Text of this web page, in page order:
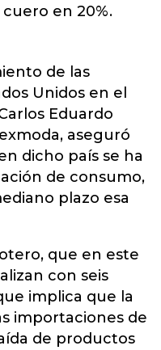
en 20%.
de las
Unidos en el
Eduardo
aseguró
dicho país se ha
de consumo,
plazo esa
que en este
con seis
implica que la
importaciones de
de productos